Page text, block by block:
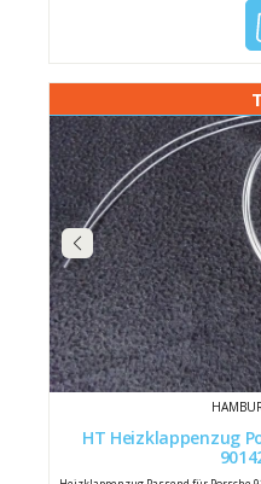
HT Heizklappenzug Porsche 911 Bj. 1965 - 1968